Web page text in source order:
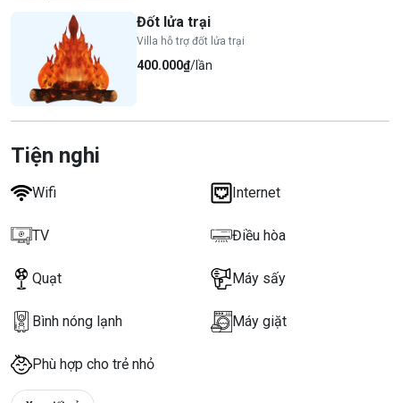
Đốt lửa trại
Villa hỗ trợ đốt lửa trại
400.000₫/lần
Tiện nghi
Wifi Internet
TV Điều hòa
Quạt Máy sấy
Bình nóng lạnh Máy giặt
Phù hợp cho trẻ nhỏ